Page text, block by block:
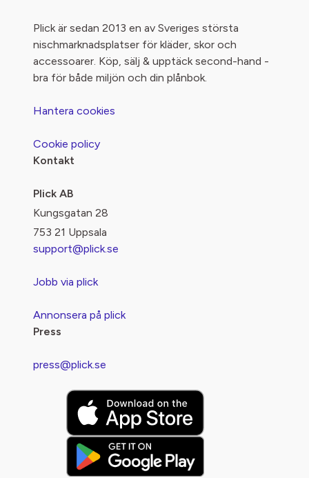
Plick är sedan 2013 en av Sveriges största
nischmarknadsplatser för kläder, skor och
accessoarer. Köp, sälj & upptäck second-hand -
bra för både miljön och din plånbok.
Hantera cookies
Cookie policy
Kontakt
Plick AB
Kungsgatan 28
753 21 Uppsala
support@plick.se
Jobb via plick
Annonsera på plick
Press
press@plick.se